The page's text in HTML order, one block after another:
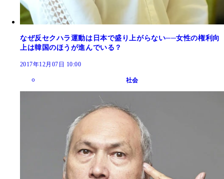
なぜ反セクハラ運動は日本で盛り上がらない──女性の権利向
上は韓国のほうが進んでいる？
2017年12月07日 10:00
社会